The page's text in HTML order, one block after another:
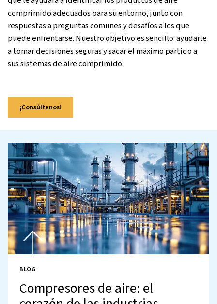
En esta sección, nos centramos en cómo las
de aire comprimido pueden respaldar sus
diarias en una amplia variedad de industrias.
aplicaciones concretas y los beneficios reales
una orientación clara y práctica. Encontrará
que le ayudará a identificar los productos de
respuestas a preguntas comunes y desafíos a
puede enfrentarse. Nuestro objetivo es
a tomar decisiones seguras y sacar el máximo
sus sistemas de aire comprimido.
¡Consúltenos!